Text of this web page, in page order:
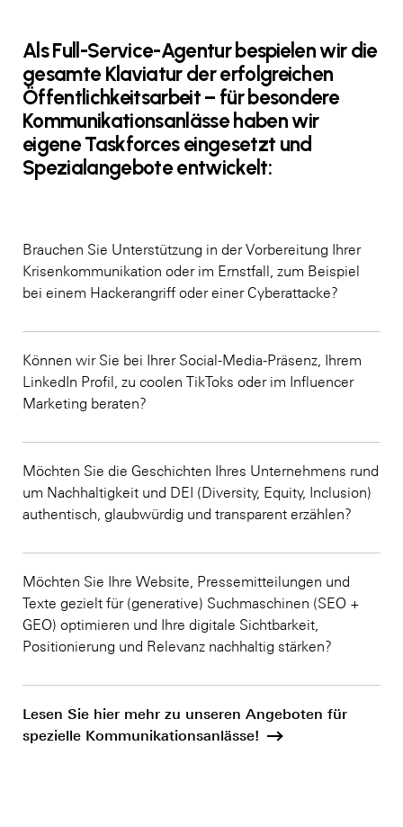
Als Full-Service-Agentur bespielen wir die
gesamte Klaviatur der erfolgreichen
Öffentlichkeitsarbeit – für besondere
Kommunikationsanlässe haben wir
eigene Taskforces eingesetzt und
Spezialangebote entwickelt:
Brauchen Sie Unterstützung in der Vorbereitung Ihrer
Krisenkommunikation oder im Ernstfall, zum Beispiel
bei einem Hackerangriff oder einer Cyberattacke?
Können wir Sie bei Ihrer Social-Media-Präsenz, Ihrem
LinkedIn Profil, zu coolen TikToks oder im Influencer
Marketing beraten?
Möchten Sie die Geschichten Ihres Unternehmens rund
um Nachhaltigkeit und DEI (Diversity, Equity, Inclusion)
authentisch, glaubwürdig und transparent erzählen?
Möchten Sie Ihre Website, Pressemitteilungen und
Texte gezielt für (generative) Suchmaschinen (SEO +
GEO) optimieren und Ihre digitale Sichtbarkeit,
Positionierung und Relevanz nachhaltig stärken?
Lesen Sie hier mehr zu unseren Angeboten für
spezielle Kommunikationsanlässe!